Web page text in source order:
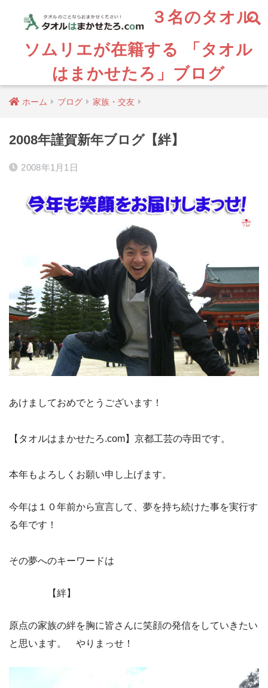
３名のタオル
ソムリエが在籍する 「タオル
はまかせたろ」ブログ
ホーム ブログ 家族・交友
2008年謹賀新年ブログ【絆】
2008年1月1日
あけましておめでとうございます！
【タオルはまかせたろ.com】京都工芸の寺田です。
本年もよろしくお願い申し上げます。
今年は１０年前から宣言して、夢を持ち続けた事を実行す
る年です！
その夢へのキーワードは
【絆】
原点の家族の絆を胸に皆さんに笑顔の発信をしていきたい
と思います。 やりまっせ！